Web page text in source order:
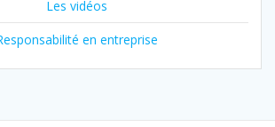
Les vidéos
en entreprise